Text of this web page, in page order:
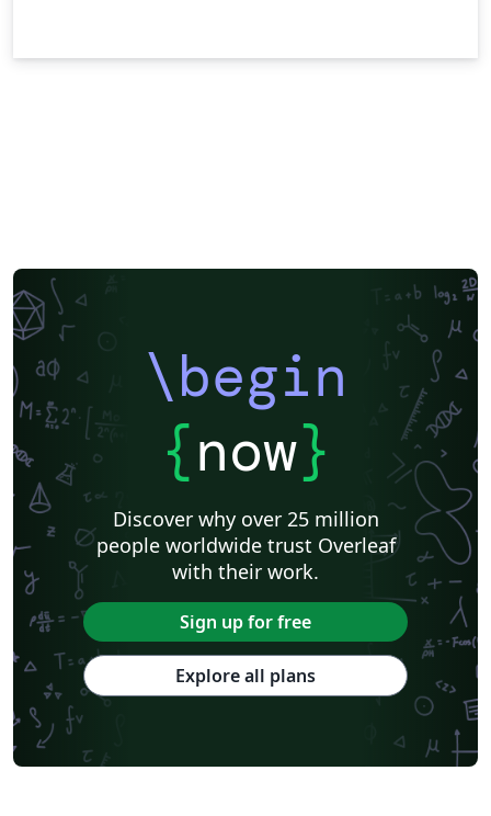
\begin
{now}
Discover why over 25 million
people worldwide trust Overleaf
with their work.
Sign up for free
Explore all plans